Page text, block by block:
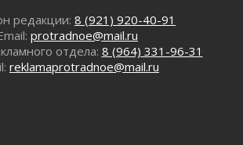
мужчину с
ногой из леса в Гатчинском
редакции: 8 (921) 920-40-91
protradnoe@mail.ru
отдела: 8 (964) 331-96-31
reklamaprotradnoe@mail.ru